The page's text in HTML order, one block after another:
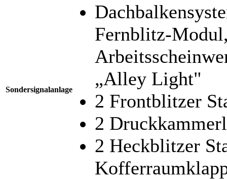
Sondersignalanlage
Fernblitz-
„Alley Light"
2 Frontblitzer
2
2 Heckblitzer